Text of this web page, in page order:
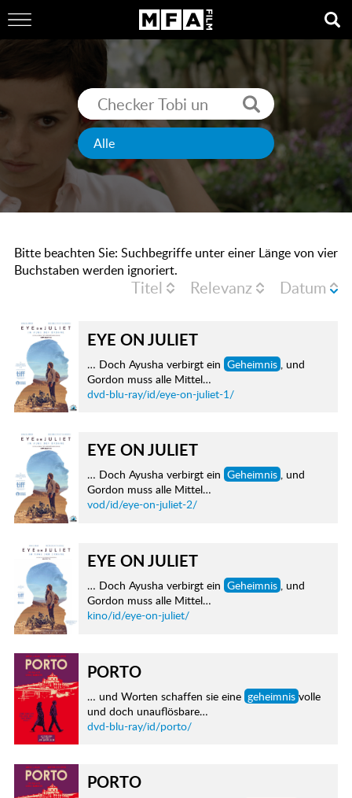
Bitte beachten Sie: Suchbegriffe unter einer Länge von vier
Buchstaben werden ignoriert.
Titel Relevanz Datum
EYE ON JULIET
… Doch Ayusha verbirgt ein Geheimnis , und
Gordon muss alle Mittel…
dvd-blu-ray/id/eye-on-juliet-1/
EYE ON JULIET
… Doch Ayusha verbirgt ein Geheimnis , und
Gordon muss alle Mittel…
vod/id/eye-on-juliet-2/
EYE ON JULIET
… Doch Ayusha verbirgt ein Geheimnis , und
Gordon muss alle Mittel…
kino/id/eye-on-juliet/
PORTO
… und Worten schaffen sie eine geheimnis volle
und doch unauflösbare…
dvd-blu-ray/id/porto/
PORTO